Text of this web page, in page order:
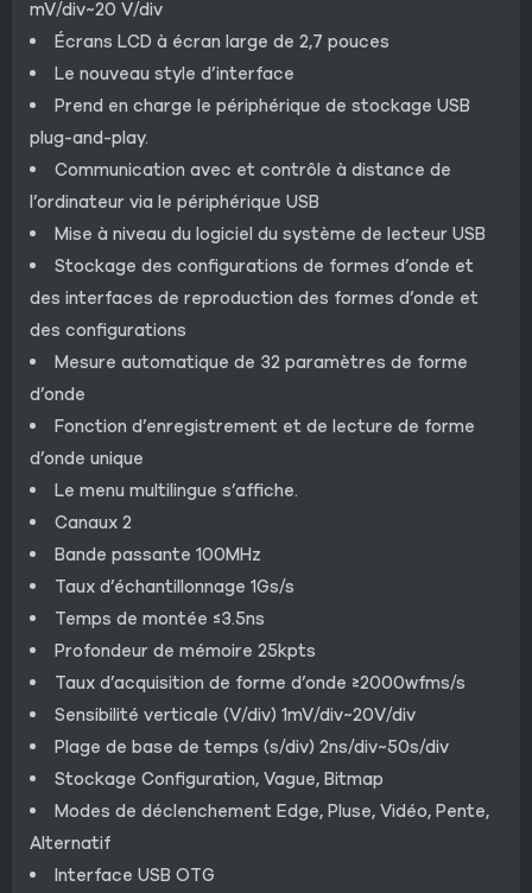
mV/div~20 V/div
Écrans LCD à écran large de 2,7 pouces
Le nouveau style d’interface
Prend en charge le périphérique de stockage USB
plug-and-play.
Communication avec et contrôle à distance de
l’ordinateur via le périphérique USB
Mise à niveau du logiciel du système de lecteur USB
Stockage des configurations de formes d’onde et
des interfaces de reproduction des formes d’onde et
des configurations
Mesure automatique de 32 paramètres de forme
d’onde
Fonction d’enregistrement et de lecture de forme
d’onde unique
Le menu multilingue s’affiche.
Canaux 2
Bande passante 100MHz
Taux d’échantillonnage 1Gs/s
Temps de montée ≤3.5ns
Profondeur de mémoire 25kpts
Taux d’acquisition de forme d’onde ≥2000wfms/s
Sensibilité verticale (V/div) 1mV/div~20V/div
Plage de base de temps (s/div) 2ns/div~50s/div
Stockage Configuration, Vague, Bitmap
Modes de déclenchement Edge, Pluse, Vidéo, Pente,
Alternatif
Interface USB OTG